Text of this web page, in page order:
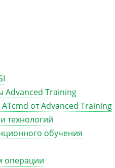
Advanced Training
от Advanced Training
технологий
обучения
операции